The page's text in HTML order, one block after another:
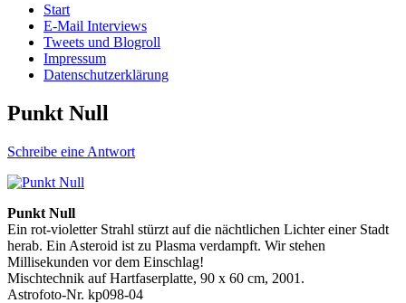
Start
E-Mail Interviews
Tweets und Blogroll
Impressum
Datenschutzerklärung
Punkt Null
Schreibe eine Antwort
Punkt Null
Ein rot-violetter Strahl stürzt auf die nächtlichen Lichter einer Stadt
herab. Ein Asteroid ist zu Plasma verdampft. Wir stehen
Millisekunden vor dem Einschlag!
Mischtechnik auf Hartfaserplatte, 90 x 60 cm, 2001.
Astrofoto-Nr. kp098-04